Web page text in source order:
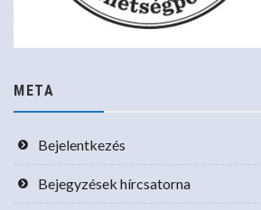
META
Bejelentkezés
Bejegyzések hírcsatorna